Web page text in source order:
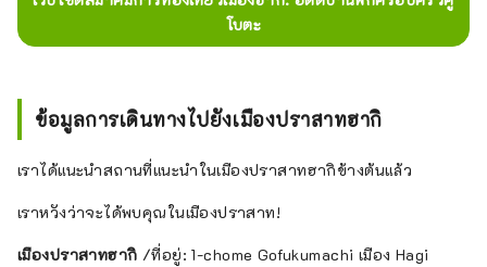
โบตะ
ข้อมูลการเดินทางไปยังเมืองปราสาทฮากิ
เราได้แนะนำสถานที่แนะนำในเมืองปราสาทฮากิข้างต้นแล้ว
เราหวังว่าจะได้พบคุณในเมืองปราสาท!
เมืองปราสาทฮากิ /ที่อยู่: 1-chome Gofukumachi เมือง Hagi